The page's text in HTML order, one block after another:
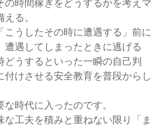
の時間稼ぎをどうするかを考えマ
る。
こうしたその時に遭遇する」前に
遇してしまったときに逃げる
うするといった一瞬の自己判
けさせる安全教育を普段からし
時代に入ったのです。
工夫を積みと重ねない限り「ま